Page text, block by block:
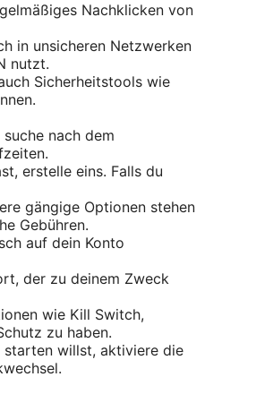
Nachklicken von
in unsicheren Netzwerken
nutzt.
Sicherheitstools wie
nach dem
erstelle eins. Falls du
gängige Optionen stehen
Gebühren.
auf dein Konto
der zu deinem Zweck
wie Kill Switch,
zu haben.
starten willst, aktiviere die